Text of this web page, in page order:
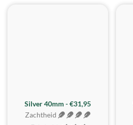
Silver 40mm - €31,95
Zachtheid